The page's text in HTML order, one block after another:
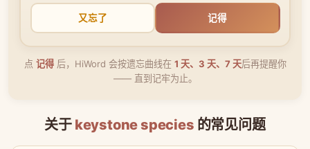
又忘了 记得
点 记得后，HiWord 会按遗忘曲线在 1 天、3 天、7 天后再提醒你
—— 直到记牢为止。
关于 keystone species 的常见问题